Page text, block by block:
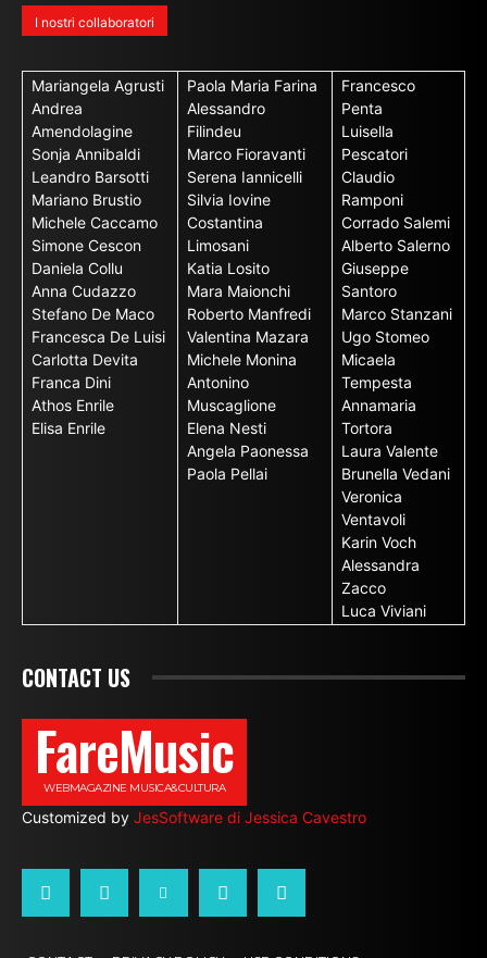
I nostri collaboratori
Mariangela Agrusti
Andrea
Amendolagine
Sonja Annibaldi
Leandro Barsotti
Mariano Brustio
Michele Caccamo
Simone Cescon
Daniela Collu
Anna Cudazzo
Stefano De Maco
Francesca De Luisi
Carlotta Devita
Franca Dini
Athos Enrile
Elisa Enrile
Paola Maria Farina
Alessandro
Filindeu
Marco Fioravanti
Serena Iannicelli
Silvia Iovine
Costantina
Limosani
Katia Losito
Mara Maionchi
Roberto Manfredi
Valentina Mazara
Michele Monina
Antonino
Muscaglione
Elena Nesti
Angela Paonessa
Paola Pellai
Francesco
Penta
Luisella
Pescatori
Claudio
Ramponi
Corrado Salemi
Alberto Salerno
Giuseppe
Santoro
Marco Stanzani
Ugo Stomeo
Micaela
Tempesta
Annamaria
Tortora
Laura Valente
Brunella Vedani
Veronica
Ventavoli
Karin Voch
Alessandra
Zacco
Luca Viviani
CONTACT US
FareMusic
WEBMAGAZINE MUSICA&CULTURA
Customized by JesSoftware di Jessica Cavestro